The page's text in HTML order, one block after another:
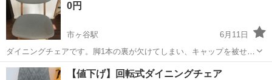
0円
市ヶ谷駅
6月11日
ダイニングチェアです。脚1本の裏が欠けてしまい、キャップを被せて
使ってます。席の部分に汚れあります。 機能的問題はありません。
東京 新宿区 市ヶ谷駅 椅子
【値下げ】回転式ダイニングチェア